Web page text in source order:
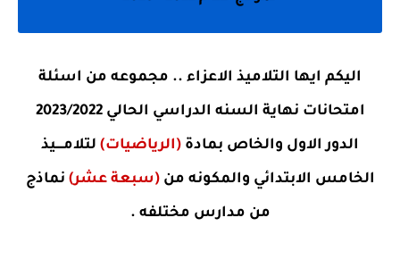
اليكم ايها التلاميذ الاعزاء .. مجموعه من اسئلة
امتحانات نهاية السنه الدراسي الحالي 2023/2022
الدور الاول والخاص بمادة (الرياضيات) لتلامــــيذ
الخامس الابتدائي والمكونه من(سبعة عشر) نماذج
من مدارس مختلفه .